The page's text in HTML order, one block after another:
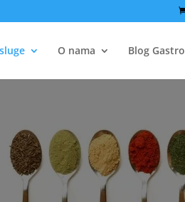
O nama Blog